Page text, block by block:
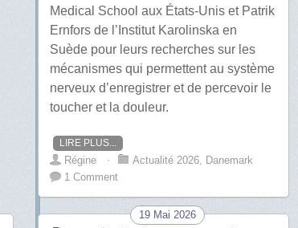
Medical School aux États-Unis et Patrik
Ernfors de l’Institut Karolinska en
Suède pour leurs recherches sur les
mécanismes qui permettent au système
nerveux d’enregistrer et de percevoir le
toucher et la douleur.
LIRE PLUS...
Régine ⋅ Actualité 2026, Danemark
1 Comment
19 Mai 2026